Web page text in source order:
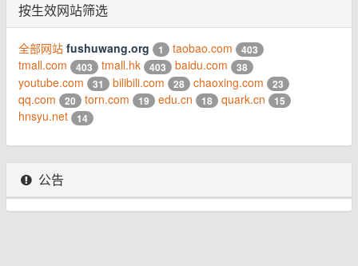
按生效网站筛选
全部网站 fushuwang.org 1 taobao.com 403
tmall.com 403 tmall.hk 403 baidu.com 38
youtube.com 31 bilibili.com 28 chaoxing.com 23
qq.com 20 torn.com 19 edu.cn 18 quark.cn 15
hnsyu.net 14
公告